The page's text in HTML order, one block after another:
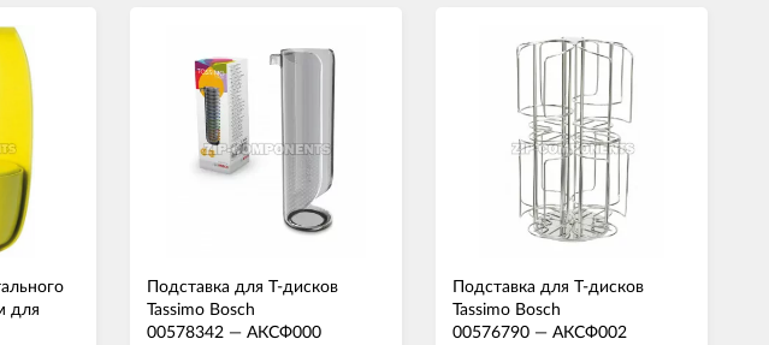
для
Подставка для Т-дисков
Tassimo Bosch
00578342 — АКСФ000
Подставка для Т-дисков
Tassimo Bosch
00576790 — АКСФ002